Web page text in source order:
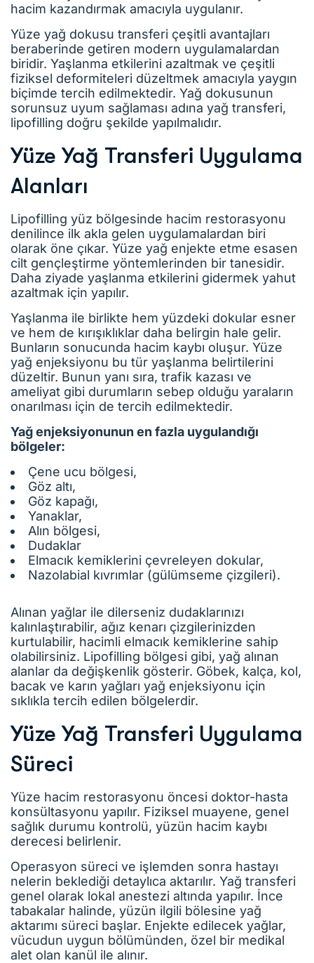
hacim kazandırmak amacıyla uygulanır.
Yüze yağ dokusu transferi çeşitli avantajları
beraberinde getiren modern uygulamalardan
biridir. Yaşlanma etkilerini azaltmak ve çeşitli
fiziksel deformiteleri düzeltmek amacıyla yaygın
biçimde tercih edilmektedir. Yağ dokusunun
sorunsuz uyum sağlaması adına yağ transferi,
lipofilling doğru şekilde yapılmalıdır.
Yüze Yağ Transferi Uygulama
Alanları
Lipofilling yüz bölgesinde hacim restorasyonu
denilince ilk akla gelen uygulamalardan biri
olarak öne çıkar. Yüze yağ enjekte etme esasen
cilt gençleştirme yöntemlerinden bir tanesidir.
Daha ziyade yaşlanma etkilerini gidermek yahut
azaltmak için yapılır.
Yaşlanma ile birlikte hem yüzdeki dokular esner
ve hem de kırışıklıklar daha belirgin hale gelir.
Bunların sonucunda hacim kaybı oluşur. Yüze
yağ enjeksiyonu bu tür yaşlanma belirtilerini
düzeltir. Bunun yanı sıra, trafik kazası ve
ameliyat gibi durumların sebep olduğu yaraların
onarılması için de tercih edilmektedir.
Yağ enjeksiyonunun en fazla uygulandığı
bölgeler:
Çene ucu bölgesi,
Göz altı,
Göz kapağı,
Yanaklar,
Alın bölgesi,
Dudaklar
Elmacık kemiklerini çevreleyen dokular,
Nazolabial kıvrımlar (gülümseme çizgileri).
Alınan yağlar ile dilerseniz dudaklarınızı
kalınlaştırabilir, ağız kenarı çizgilerinizden
kurtulabilir, hacimli elmacık kemiklerine sahip
olabilirsiniz. Lipofilling bölgesi gibi, yağ alınan
alanlar da değişkenlik gösterir. Göbek, kalça, kol,
bacak ve karın yağları yağ enjeksiyonu için
sıklıkla tercih edilen bölgelerdir.
Yüze Yağ Transferi Uygulama
Süreci
Yüze hacim restorasyonu öncesi doktor-hasta
konsültasyonu yapılır. Fiziksel muayene, genel
sağlık durumu kontrolü, yüzün hacim kaybı
derecesi belirlenir.
Operasyon süreci ve işlemden sonra hastayı
nelerin beklediği detaylıca aktarılır. Yağ transferi
genel olarak lokal anestezi altında yapılır. İnce
tabakalar halinde, yüzün ilgili bölesine yağ
aktarımı süreci başlar. Enjekte edilecek yağlar,
vücudun uygun bölümünden, özel bir medikal
alet olan kanül ile alınır.